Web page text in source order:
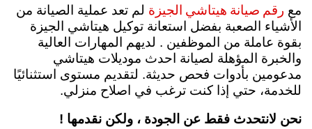
مع رقم صيانة هيتاشي الجيزة لم تعد عملية الصيانة من
الأشياء الصعبة بفضل استعانة توكيل هيتاشي الجيزة
بقوة عاملة من الموظفين . لديهم المهارات العالية
والخبرة المؤهلة لصيانة احدث موديلات هيتاشي
مدعومين بأدوات فحص حديثة. لتقديم مستوى استثنائيًا
للخدمة، حتي إذا كنت ترغب في اصلاح منزلي.
نحن لانتحدث فقط عن الجودة ، ولكن نقدمها !